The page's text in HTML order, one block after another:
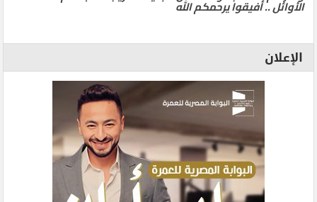
الأوائل .. أفيقوا يرحمكم الله
الإعلان